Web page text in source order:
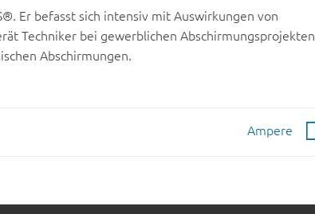
Er befasst sich intensiv mit Auswirkungen von
Techniker bei gewerblichen Abschirmungsprojekten
Abschirmungen.
Ampere